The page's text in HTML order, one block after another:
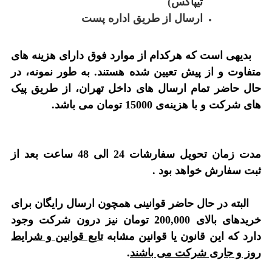
ارسال از طریق اداره پست
بدیهی است که هرکدام از موارد فوق دارای هزینه های
متفاوت و از پیش تعیین شده هستند. به طور نمونه، در
حال حاضر تمام ارسال های داخل تهران، از طریق پیک
های شرکت و با هزینه‌ی 15000 تومان می باشد.
مدت زمان تحویل سفارشات 24 الی 48 ساعت بعد از
ثبت سفارش خواهد بود .
البته در حال حاضر قوانینی همچون ارسال رایگان برای
خریدهای بالای 200,000 تومان نیز درون شرکت وجود
دارد که این قانون یا قوانین مشابهتابع قوانین و شرایط
روز و جاری شرکت می باشند.